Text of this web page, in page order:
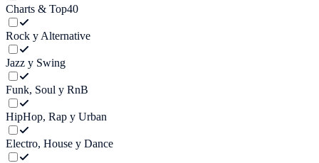
Charts & Top40
Rock y Alternative
Jazz y Swing
Funk, Soul y RnB
HipHop, Rap y Urban
Electro, House y Dance